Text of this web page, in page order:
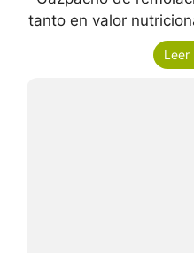
tanto en valor
Leer